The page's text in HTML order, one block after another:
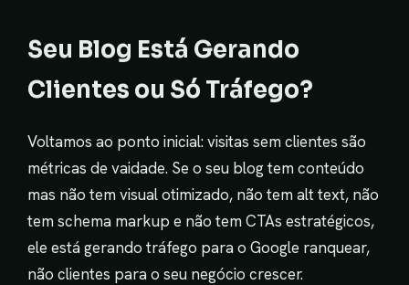
Seu Blog Está Gerando
Clientes ou Só Tráfego?
Voltamos ao ponto inicial: visitas sem clientes são
métricas de vaidade. Se o seu blog tem conteúdo
mas não tem visual otimizado, não tem alt text, não
tem schema markup e não tem CTAs estratégicos,
ele está gerando tráfego para o Google ranquear,
não clientes para o seu negócio crescer.